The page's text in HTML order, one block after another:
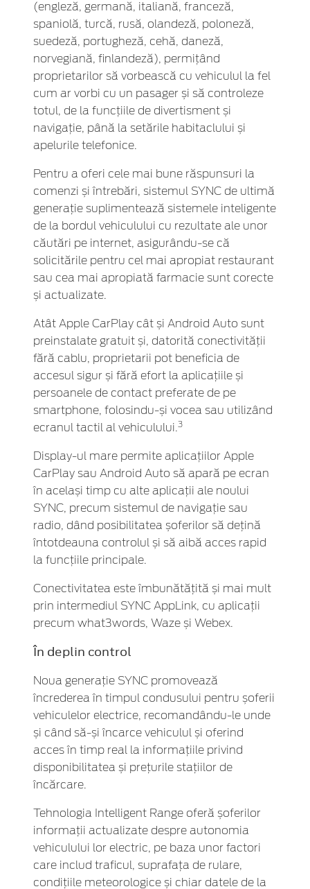
(engleză, germană, italiană, franceză,
spaniolă, turcă, rusă, olandeză, poloneză,
suedeză, portugheză, cehă, daneză,
norvegiană, finlandeză), permițând
proprietarilor să vorbească cu vehiculul la fel
cum ar vorbi cu un pasager și să controleze
totul, de la funcțiile de divertisment și
navigație, până la setările habitaclului și
apelurile telefonice.
Pentru a oferi cele mai bune răspunsuri la
comenzi și întrebări, sistemul SYNC de ultimă
generație suplimentează sistemele inteligente
de la bordul vehiculului cu rezultate ale unor
căutări pe internet, asigurându-se că
solicitările pentru cel mai apropiat restaurant
sau cea mai apropiată farmacie sunt corecte
și actualizate.
Atât Apple CarPlay cât și Android Auto sunt
preinstalate gratuit și, datorită conectivității
fără cablu, proprietarii pot beneficia de
accesul sigur și fără efort la aplicațiile și
persoanele de contact preferate de pe
smartphone, folosindu-și vocea sau utilizând
ecranul tactil al vehiculului.3
Display-ul mare permite aplicațiilor Apple
CarPlay sau Android Auto să apară pe ecran
în același timp cu alte aplicații ale noului
SYNC, precum sistemul de navigație sau
radio, dând posibilitatea șoferilor să dețină
întotdeauna controlul și să aibă acces rapid
la funcțiile principale.
Conectivitatea este îmbunătățită și mai mult
prin intermediul SYNC AppLink, cu aplicații
precum what3words, Waze și Webex.
În deplin control
Noua generație SYNC promovează
încrederea în timpul condusului pentru șoferii
vehiculelor electrice, recomandându-le unde
și când să-și încarce vehiculul și oferind
acces în timp real la informațiile privind
disponibilitatea și prețurile stațiilor de
încărcare.
Tehnologia Intelligent Range oferă șoferilor
informații actualizate despre autonomia
vehiculului lor electric, pe baza unor factori
care includ traficul, suprafața de rulare,
condițiile meteorologice și chiar datele de la